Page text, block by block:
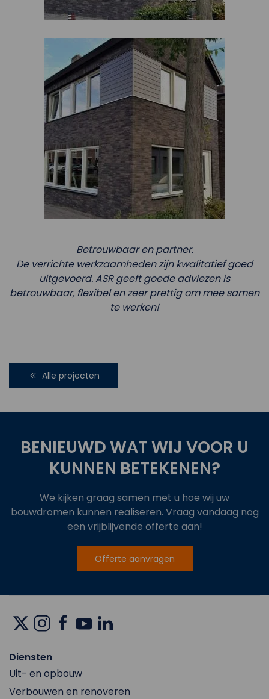
Betrouwbaar en partner.
De verrichte werkzaamheden zijn kwalitatief goed
uitgevoerd. ASR geeft goede adviezen is
betrouwbaar, flexibel en zeer prettig om mee samen
te werken!
Alle projecten
BENIEUWD WAT WIJ VOOR U
KUNNEN BETEKENEN?
We kijken graag samen met u hoe wij uw
bouwdromen kunnen realiseren. Vraag vandaag nog
een vrijblijvende offerte aan!
Offerte aanvragen
Diensten
Uit- en opbouw
Verbouwen en renoveren